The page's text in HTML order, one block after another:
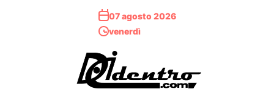
07 agosto 2026
venerdì